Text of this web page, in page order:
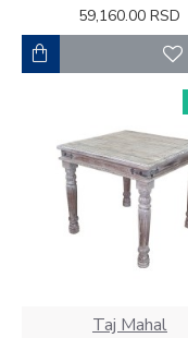
59,160.00 RSD
Taj Mahal